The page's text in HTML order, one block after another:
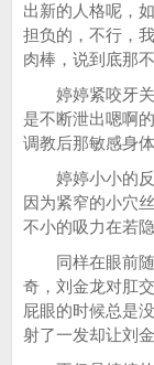
出新的人格呢，
担负的，不行，
肉棒，说到底那
婷婷紧咬牙关
是不断泄出嗯啊
调教后那敏感身
婷婷小小的反
因为紧窄的小穴
不小的吸力在若
同样在眼前随
奇，刘金龙对肛
屁眼的时候总是
射了一发却让刘